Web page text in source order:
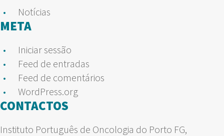
Notícias
META
Iniciar sessão
Feed de entradas
Feed de comentários
WordPress.org
CONTACTOS
Instituto Português de Oncologia do Porto FG,